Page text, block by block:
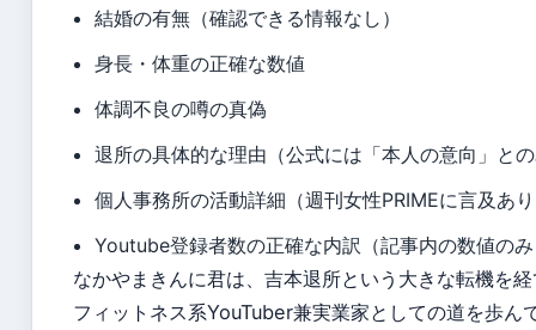
結婚の有無（確認できる情報なし）
身長・体重の正確な数値
体調不良の噂の真偽
退所の具体的な理由（公式には「本人の意向」と
個人事務所の活動詳細（週刊女性PRIMEに言及あ
Youtube登録者数の正確な内訳（記事内の数値の
なかやまきんに君は、吉本退所という大きな転機を
フィットネス系YouTuber兼実業家としての道を歩ん